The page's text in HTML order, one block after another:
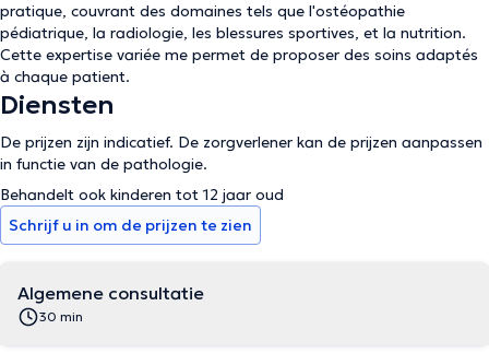
pratique, couvrant des domaines tels que l'ostéopathie
pédiatrique, la radiologie, les blessures sportives, et la nutrition.
Cette expertise variée me permet de proposer des soins adaptés
à chaque patient.
Diensten
De prijzen zijn indicatief. De zorgverlener kan de prijzen aanpassen
in functie van de pathologie.
Behandelt ook kinderen tot 12 jaar oud
Schrijf u in om de prijzen te zien
Algemene consultatie
30 min